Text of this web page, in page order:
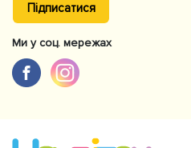
Підписатися
Ми у соц. мережах